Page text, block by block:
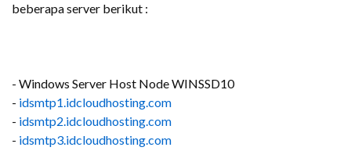
beberapa server berikut :
- Windows Server Host Node WINSSD10
- idsmtp1.idcloudhosting.com
- idsmtp2.idcloudhosting.com
- idsmtp3.idcloudhosting.com